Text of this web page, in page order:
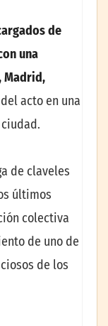
de
una
Madrid,
acto en una
de claveles
últimos
colectiva
de uno de
de los